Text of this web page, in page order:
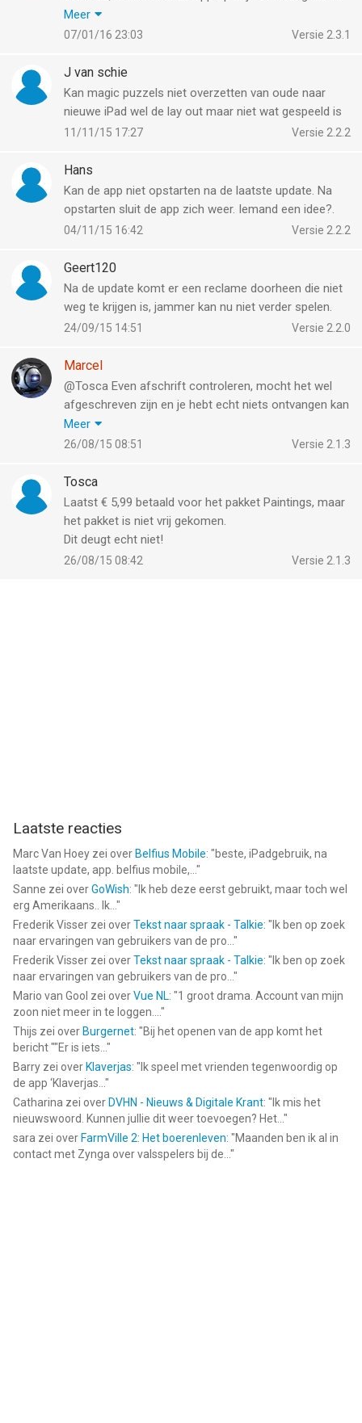
Maar zij heeft wel tot 550 stukjes van puzzelen en ik
maar tot 280 stukjes, hoe kan dat?
moet aanpassen ofzo
Meer
Versie 2.3.1
07/01/16 23:03
J van schie
Kan magic puzzels niet overzetten van oude naar
nieuwe iPad wel de lay out maar niet wat gespeeld is
Versie 2.2.2
11/11/15 17:27
Hans
Kan de app niet opstarten na de laatste update. Na
opstarten sluit de app zich weer. Iemand een idee?.
Versie 2.2.2
04/11/15 16:42
Geert120
Na de update komt er een reclame doorheen die niet
weg te krijgen is, jammer kan nu niet verder spelen.
Versie 2.2.0
24/09/15 14:51
Marcel
@Tosca Even afschrift controleren, mocht het wel
afgeschreven zijn en je hebt echt niets ontvangen kan
je mogelijk je geld terug krijgen door een probleem te
melden.
dus hoe je dat doet is
Meer
Versie 2.1.3
26/08/15 08:51
Tosca
Laatst € 5,99 betaald voor het pakket Paintings, maar
het pakket is niet vrij gekomen.
Dit deugt echt niet!
Versie 2.1.3
26/08/15 08:42
Laatste reacties
Marc Van Hoey zei over Belfius Mobile: "beste, iPadgebruik, na
laatste update, app. belfius mobile,... "
Sanne zei overGoWish: " Ik heb deze eerst gebruikt, maar toch wel
erg Amerikaans.. Ik... "
Frederik Visser zei overTekst naar spraak - Talkie: " Ik ben op zoek
naar ervaringen van gebruikers van de pro... "
Frederik Visser zei overTekst naar spraak - Talkie: " Ik ben op zoek
naar ervaringen van gebruikers van de pro... "
Mario van Gool zei overVue NL: "1 groot drama. Account van mijn
zoon niet meer in te loggen.... "
Thijs zei over Burgernet: "Bij het openen van de app komt het
bericht ""Er is iets... "
Barry zei over Klaverjas: " Ik speel met vrienden tegenwoordig op
de app ‘Klaverjas... "
Catharina zei over DVHN - Nieuws & Digitale Krant: " Ik mis het
nieuwswoord. Kunnen jullie dit weer toevoegen? Het... "
sara zei over FarmVille 2: Het boerenleven: "Maanden ben ik al in
contact met Zynga over valsspelers bij de... "